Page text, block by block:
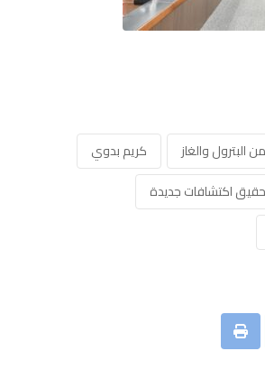
البترول والغاز
كريم بدوي
اكتشافات جديدة
Print